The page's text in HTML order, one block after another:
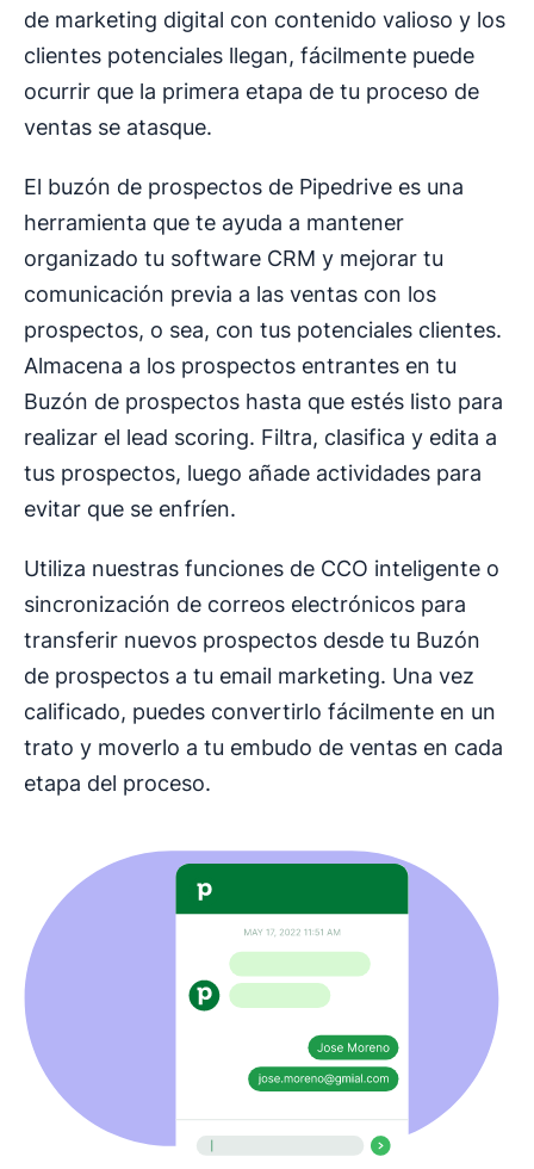
de marketing digital con contenido valioso y los
clientes potenciales llegan, fácilmente puede
ocurrir que la primera etapa de tu proceso de
ventas se atasque.
El buzón de prospectos de Pipedrive es una
herramienta que te ayuda a mantener
organizado tu software CRM y mejorar tu
comunicación previa a las ventas con los
prospectos, o sea, con tus potenciales clientes.
Almacena a los prospectos entrantes en tu
Buzón de prospectos hasta que estés listo para
realizar el lead scoring. Filtra, clasifica y edita a
tus prospectos, luego añade actividades para
evitar que se enfríen.
Utiliza nuestras funciones de CCO inteligente o
sincronización de correos electrónicos para
transferir nuevos prospectos desde tu Buzón
de prospectos a tu email marketing. Una vez
calificado, puedes convertirlo fácilmente en un
trato y moverlo a tu embudo de ventas en cada
etapa del proceso.